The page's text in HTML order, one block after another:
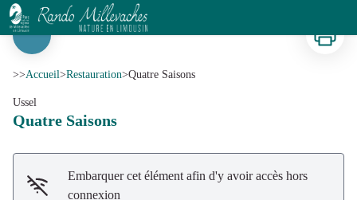
Quatre Saisons
>>Accueil>Restauration>Quatre Saisons
Ussel
Quatre Saisons
Embarquer cet élément afin d'y avoir accès hors
connexion